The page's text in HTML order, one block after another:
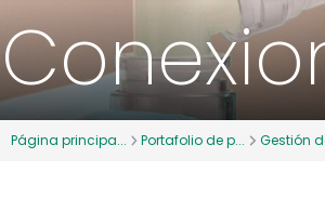
Página principa... Portafolio de p... Gestión